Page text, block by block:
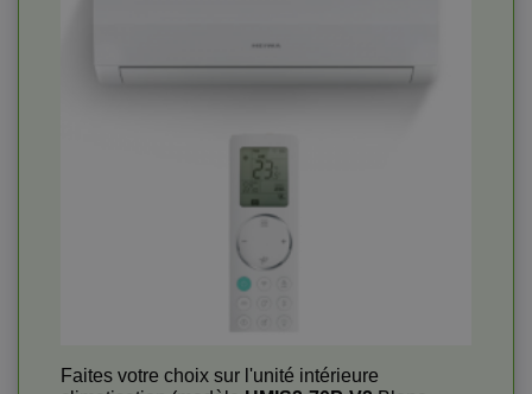
Faites votre choix sur l'unité intérieure